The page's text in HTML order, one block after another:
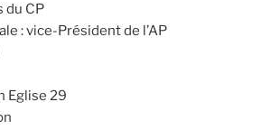
du CP
: vice-Président de l’AP
Eglise 29